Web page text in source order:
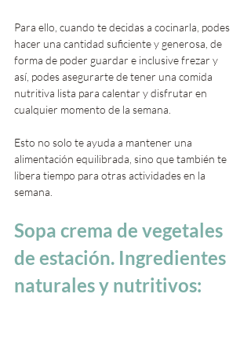
Para ello, cuando te decidas a cocinarla, podes
hacer una cantidad suficiente y generosa, de
forma de poder guardar e inclusive frezar y
así, podes asegurarte de tener una comida
nutritiva lista para calentar y disfrutar en
cualquier momento de la semana.
Esto no solo te ayuda a mantener una
alimentación equilibrada, sino que también te
libera tiempo para otras actividades en la
semana.
Sopa crema de vegetales
de estación. Ingredientes
naturales y nutritivos: